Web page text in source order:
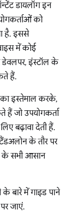
डायलॉग इन
को
है. इससे
में कोई
डेवलपर, इंस्टॉल के
हैं.
इस्तेमाल करके,
जो उपयोगकर्ता
बढ़ावा देती हैं.
के तौर पर
के सभी आसान
बारे में गाइड पाने
जाएं.